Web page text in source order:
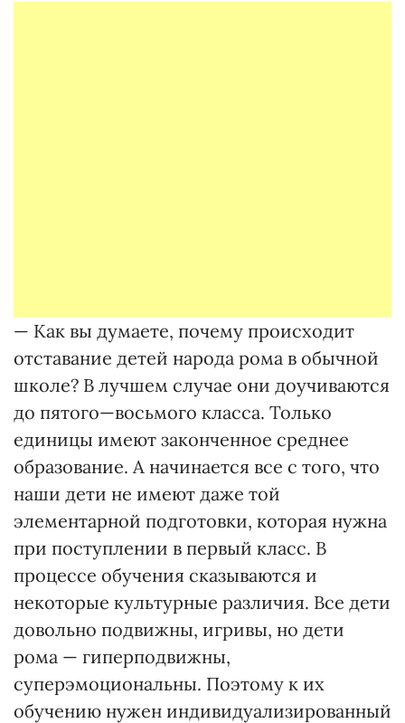
— Как вы думаете, почему происходит
отставание детей народа рома в обычной
школе? В лучшем случае они доучиваются
до пятого—восьмого класса. Только
единицы имеют законченное среднее
образование. А начинается все с того, что
наши дети не имеют даже той
элементарной подготовки, которая нужна
при поступлении в первый класс. В
процессе обучения сказываются и
некоторые культурные различия. Все дети
довольно подвижны, игривы, но дети
рома — гиперподвижны,
суперэмоциональны. Поэтому к их
обучению нужен индивидуализированный